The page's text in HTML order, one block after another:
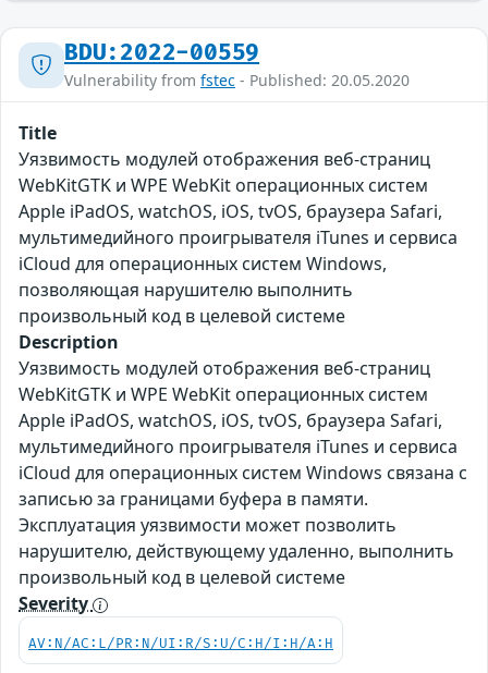
BDU:2022-00559
Vulnerability from fstec - Published: 20.05.2020
Title
Уязвимость модулей отображения веб-страниц
WebKitGTK и WPE WebKit операционных систем
Apple iPadOS, watchOS, iOS, tvOS, браузера Safari,
мультимедийного проигрывателя iTunes и сервиса
iCloud для операционных систем Windows,
позволяющая нарушителю выполнить
произвольный код в целевой системе
Description
Уязвимость модулей отображения веб-страниц
WebKitGTK и WPE WebKit операционных систем
Apple iPadOS, watchOS, iOS, tvOS, браузера Safari,
мультимедийного проигрывателя iTunes и сервиса
iCloud для операционных систем Windows связана с
записью за границами буфера в памяти.
Эксплуатация уязвимости может позволить
нарушителю, действующему удаленно, выполнить
произвольный код в целевой системе
Severity
AV:N/AC:L/PR:N/UI:R/S:U/C:H/I:H/A:H